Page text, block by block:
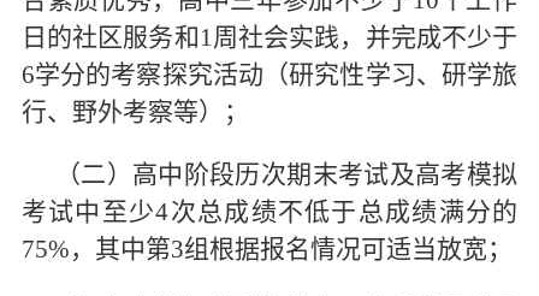
日的社区服务和1周社会实践，并完成不少于
6学分的考察探究活动（研究性学习、研学旅
行、野外考察等）；
（二）高中阶段历次期末考试及高考模拟
考试中至少4次总成绩不低于总成绩满分的
75%，其中第3组根据报名情况可适当放宽；